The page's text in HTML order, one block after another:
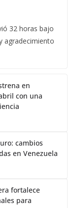
32 horas bajo
agradecimiento
en
con una
cambios
en Venezuela
fortalece
para